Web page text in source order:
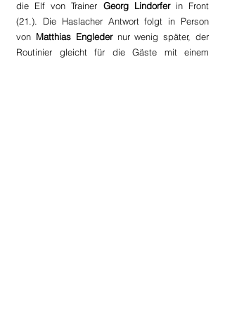
die Elf von Trainer Georg Lindorfer in Front
(21.). Die Haslacher Antwort folgt in Person
von Matthias Engleder nur wenig später, der
Routinier gleicht für die Gäste mit einem